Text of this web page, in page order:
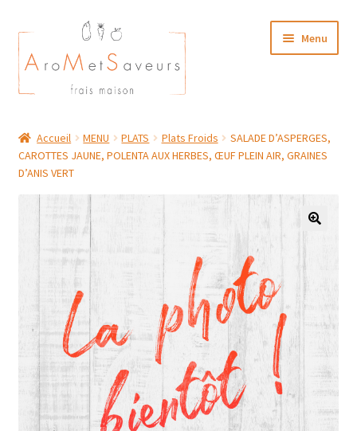
Aller
à
la
navigation
Aller
au
contenu
Menu
Plat du Jour/ Menu Week end
NOS BOUTIQUES
Accueil MENU PLATS Plats Froids
SALADE D’ASPERGES,
CAROTTES JAUNE, POLENTA AUX HERBES, ŒUF PLEIN AIR, GRAINES
D’ANIS VERT